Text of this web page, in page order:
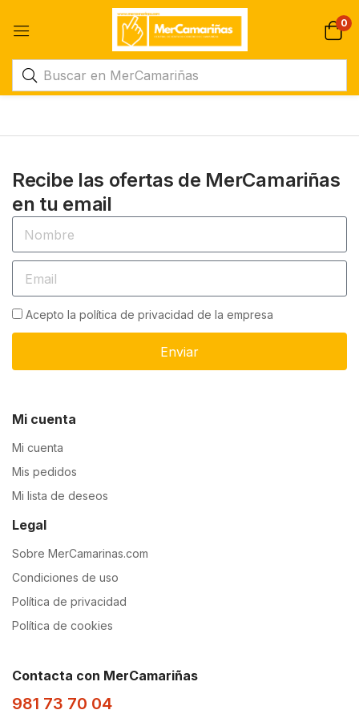
0
Recibe las ofertas de MerCamariñas
en tu email
Acepto la política de privacidad de la empresa
Enviar
Mi cuenta
Mi cuenta
Mis pedidos
Mi lista de deseos
Legal
Sobre MerCamarinas.com
Condiciones de uso
Política de privacidad
Política de cookies
Contacta con MerCamariñas
981 73 70 04